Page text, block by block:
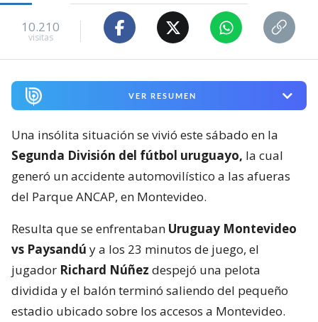
10.210
visitas
VER RESUMEN
Una insólita situación se vivió este sábado en la
Segunda División del fútbol uruguayo, la cual
generó un accidente automovilístico a las afueras
del Parque ANCAP, en Montevideo.
Resulta que se enfrentaban Uruguay Montevideo
vs Paysandú y a los 23 minutos de juego, el
jugador Richard Núñez despejó una pelota
dividida y el balón terminó saliendo del pequeño
estadio ubicado sobre los accesos a Montevideo.